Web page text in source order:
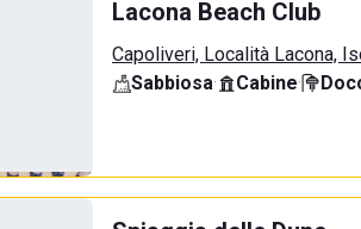
Lacona Beach Club
Capoliveri, Località Lacona,
Sabbiosa· Cabine·